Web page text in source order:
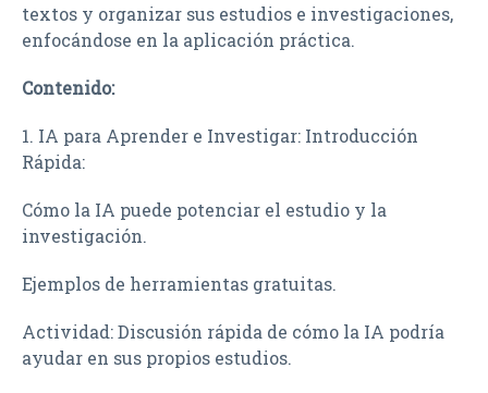
textos y organizar sus estudios e investigaciones,
enfocándose en la aplicación práctica.
Contenido:
1. IA para Aprender e Investigar: Introducción
Rápida:
Cómo la IA puede potenciar el estudio y la
investigación.
Ejemplos de herramientas gratuitas.
Actividad: Discusión rápida de cómo la IA podría
ayudar en sus propios estudios.